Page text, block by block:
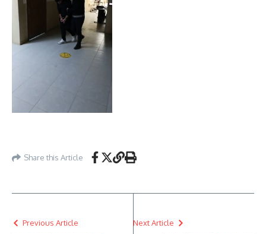
Share this Article
Previous Article Next Article